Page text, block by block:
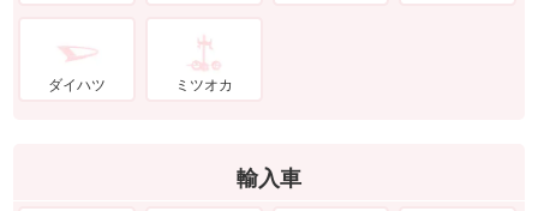
ダイハツ ミツオカ
輸入車